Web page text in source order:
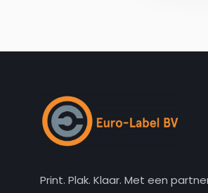
Print. Plak. Klaar. Met een